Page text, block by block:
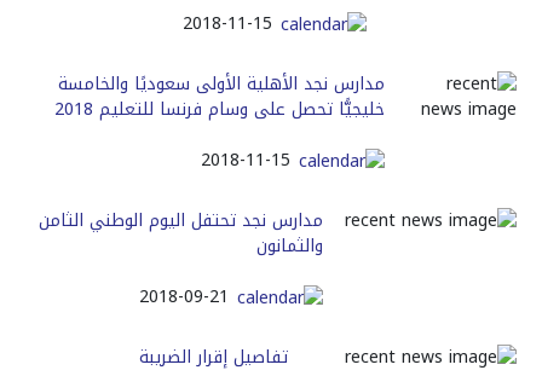
2018-11-15
مدارس نجد الأهلية الأولى سعوديًا والخامسة
خليجيًّا تحصل على وسام فرنسا للتعليم 2018
2018-11-15
مدارس نجد تحتفل اليوم الوطني الثامن
والثمانون
2018-09-21
تفاصيل إقرار الضريبة